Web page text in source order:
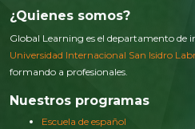
¿Quienes somos?
Global Learning es el departamento de
Universidad Internacional San Isidro
formando a profesionales.
Nuestros programas
Escuela de español